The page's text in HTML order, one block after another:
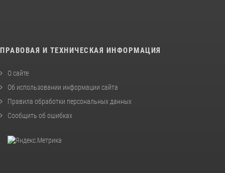
ПРАВОВАЯ И ТЕХНИЧЕСКАЯ ИНФОРМАЦИЯ
О сайте
Об использовании информации сайта
Правила обработки персональных данных
Сообщить об ошибках